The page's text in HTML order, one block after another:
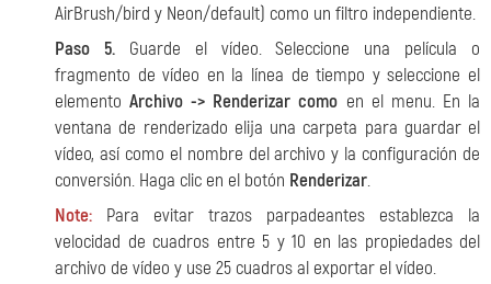
AirBrush/bird y Neon/default) como un filtro independiente.
Paso 5.Guarde el vídeo. Seleccione una película o
fragmento de vídeo en la línea de tiempo y seleccione el
elementoArchivo -> Renderizar como en el menu. En la
ventana de renderizado elija una carpeta para guardar el
vídeo, así como el nombre del archivo y la configuración de
conversión. Haga clic en el botón Renderizar.
Note: Para evitar trazos parpadeantes establezca la
velocidad de cuadros entre 5 y 10 en las propiedades del
archivo de vídeo y use 25 cuadros al exportar el vídeo.